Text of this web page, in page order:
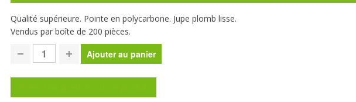
Qualité supérieure. Pointe en polycarbone. Jupe plomb lisse.
Vendus par boîte de 200 pièces.